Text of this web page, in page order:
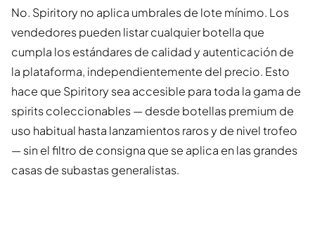
No. Spiritory no aplica umbrales de lote mínimo. Los
vendedores pueden listar cualquier botella que
cumpla los estándares de calidad y autenticación de
la plataforma, independientemente del precio. Esto
hace que Spiritory sea accesible para toda la gama de
spirits coleccionables — desde botellas premium de
uso habitual hasta lanzamientos raros y de nivel trofeo
— sin el filtro de consigna que se aplica en las grandes
casas de subastas generalistas.